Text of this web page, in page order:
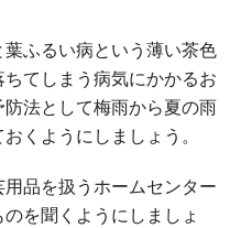
ふるい病という薄い茶色
てしまう病気にかかるお
法として梅雨から夏の雨
くようにしましょう。
品を扱うホームセンター
を聞くようにしましょ